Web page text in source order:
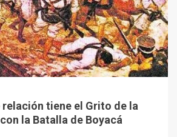
relación tiene el Grito de la
la Batalla de Boyacá